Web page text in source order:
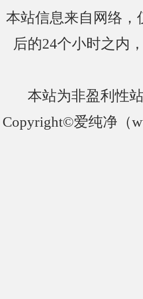
本站信息来自网络，
后的24个小时之内
本站为非盈利性
Copyright©爱纯净（